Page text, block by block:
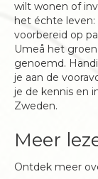
wilt wonen of
het échte leven:
voorbereid op
Umeå het
genoemd.
je aan de
je de kennis en
Zweden.
Meer
Ontdek meer